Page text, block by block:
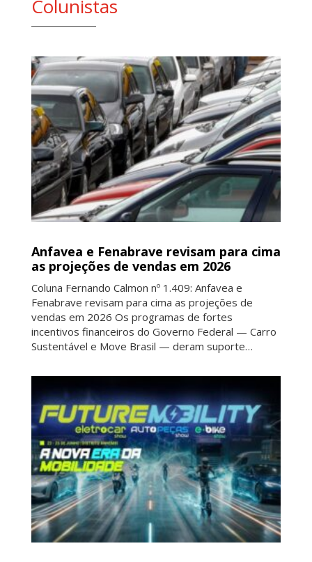
Colunistas
Anfavea e Fenabrave revisam para cima
as projeções de vendas em 2026
Coluna Fernando Calmon nº 1.409: Anfavea e
Fenabrave revisam para cima as projeções de
vendas em 2026 Os programas de fortes
incentivos financeiros do Governo Federal — Carro
Sustentável e Move Brasil — deram suporte…